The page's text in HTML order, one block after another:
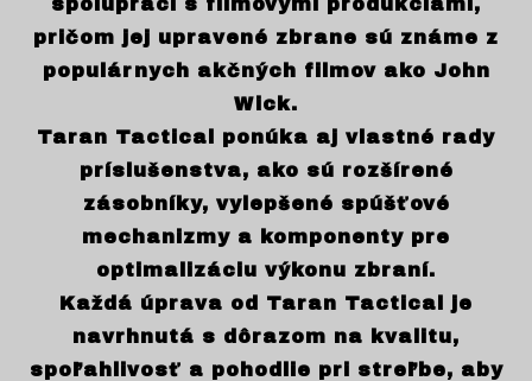
pričom jej upravené zbrane sú známe z
populárnych akčných filmov ako John
Wick.
Taran Tactical ponúka aj vlastné rady
príslušenstva, ako sú rozšírené
zásobníky, vylepšené spúšťové
mechanizmy a komponenty pre
optimalizáciu výkonu zbraní.
Každá úprava od Taran Tactical je
navrhnutá s dôrazom na kvalitu,
spoľahlivosť a pohodlie pri streľbe, aby